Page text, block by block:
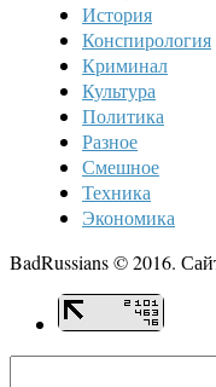
История
Конспирология
Криминал
Культура
Политика
Разное
Смешное
Техника
Экономика
BadRussians © 2016.